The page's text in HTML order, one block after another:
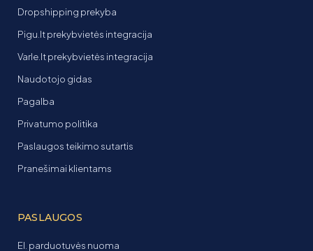
Dropshipping prekyba
Pigu.lt prekybvietės integracija
Varle.lt prekybvietės integracija
Naudotojo gidas
Pagalba
Privatumo politika
Paslaugos teikimo sutartis
Pranešimai klientams
PASLAUGOS
El. parduotuvės nuoma